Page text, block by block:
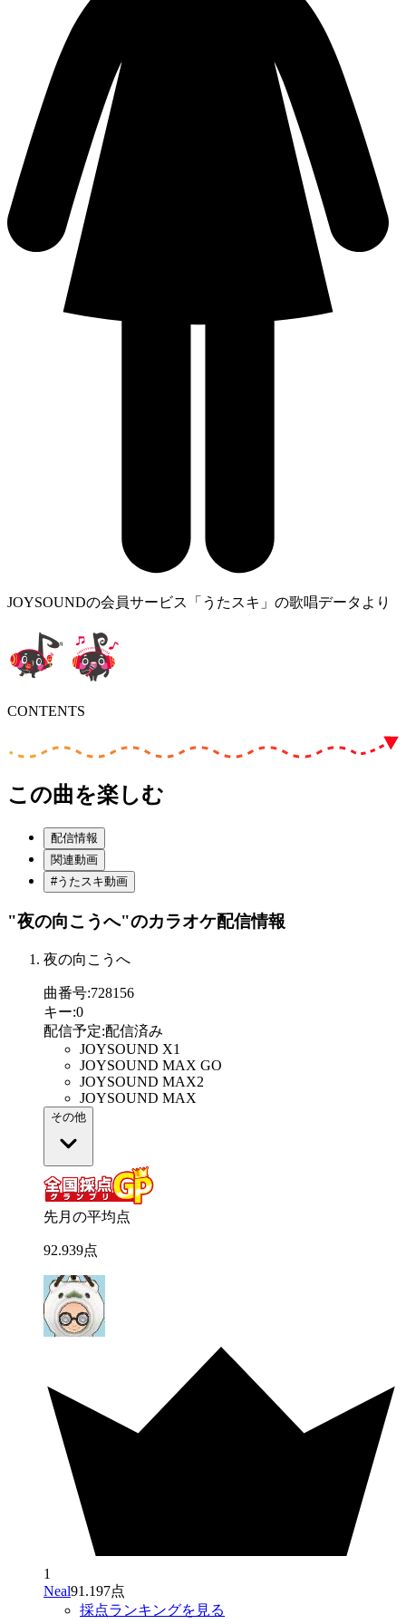
JOYSOUNDの会員サービス「うたスキ」の歌唱データより
CONTENTS
この曲を楽しむ
配信情報
関連動画
#うたスキ動画
"夜の向こうへ"のカラオケ配信情報
夜の向こうへ
曲番号:728156
キー:0
配信予定:配信済み
JOYSOUND X1
JOYSOUND MAX GO
JOYSOUND MAX2
JOYSOUND MAX
その他
先月の平均点
92.939点
1
Neal91.197点
採点ランキングを見る